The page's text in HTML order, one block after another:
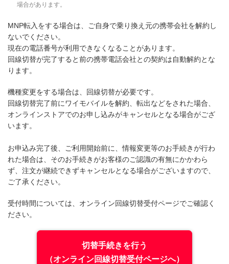
場合があります。
MNP転入をする場合は、ご自身で乗り換え元の携帯会社を解約し
ないでください。
現在の電話番号が利用できなくなることがあります。
回線切替が完了すると前の携帯電話会社との契約は自動解約とな
ります。
機種変更をする場合は、回線切替が必要です。
回線切替完了前にワイモバイルを解約、転出などをされた場合、
オンラインストアでのお申し込みがキャンセルとなる場合がござ
います。
お申込み完了後、ご利用開始前に、情報変更等のお手続きが行わ
れた場合は、そのお手続きがお客様のご認識の有無にかかわら
ず、注文が継続できずキャンセルとなる場合がございますので、
ご了承ください。
受付時間については、オンライン回線切替受付ページでご確認く
ださい。
切替手続きを行う
（オンライン回線切替受付ページへ）